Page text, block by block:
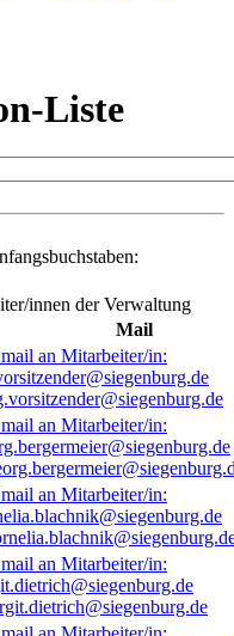
Liste
innen der Verwaltung
Mail